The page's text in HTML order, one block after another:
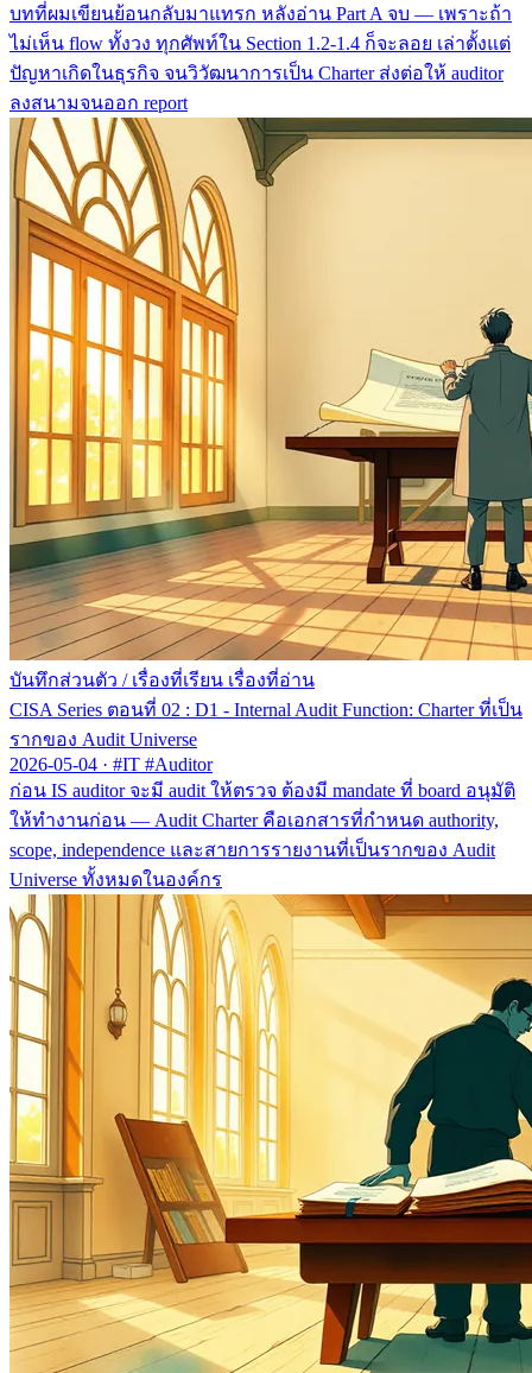
บทที่ผมเขียนย้อนกลับมาแทรก หลังอ่าน Part A จบ — เพราะถ้า
ไม่เห็น flow ทั้งวง ทุกศัพท์ใน Section 1.2-1.4 ก็จะลอย เล่าตั้งแต่
ปัญหาเกิดในธุรกิจ จนวิวัฒนาการเป็น Charter ส่งต่อให้ auditor
ลงสนามจนออก report
บันทึกส่วนตัว / เรื่องที่เรียน เรื่องที่อ่าน
CISA Series ตอนที่ 02 : D1 - Internal Audit Function: Charter ที่เป็น
รากของ Audit Universe
2026-05-04 · #IT #Auditor
ก่อน IS auditor จะมี audit ให้ตรวจ ต้องมี mandate ที่ board อนุมัติ
ให้ทำงานก่อน — Audit Charter คือเอกสารที่กำหนด authority,
scope, independence และสายการรายงานที่เป็นรากของ Audit
Universe ทั้งหมดในองค์กร